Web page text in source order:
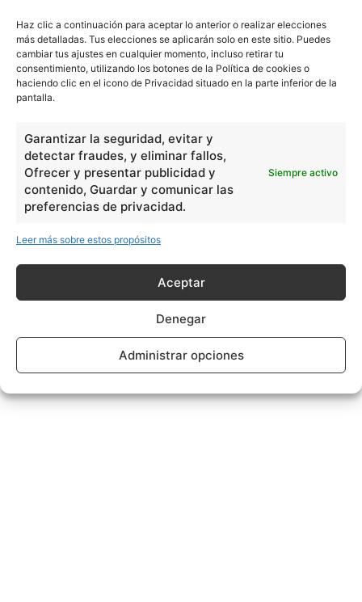
Haz clic a continuación para aceptar lo anterior o realizar elecciones
más detalladas. Tus elecciones se aplicarán solo en este sitio. Puedes
cambiar tus ajustes en cualquier momento, incluso retirar tu
consentimiento, utilizando los botones de la Política de cookies o
haciendo clic en el icono de Privacidad situado en la parte inferior de la
pantalla.
Garantizar la seguridad, evitar y
detectar fraudes, y eliminar fallos,
Ofrecer y presentar publicidad y
contenido, Guardar y comunicar las
preferencias de privacidad.
Siempre activo
Leer más sobre estos propósitos
Aceptar
Denegar
Administrar opciones